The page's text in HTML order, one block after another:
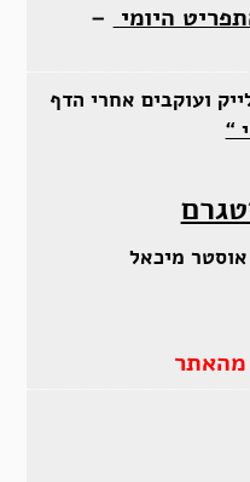
היומי –
ועוקבים אחרי הדף
“
מיכאל
מהאתר